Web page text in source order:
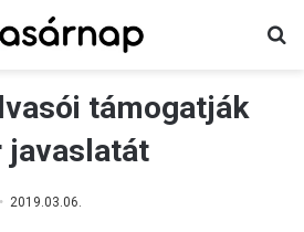
támogatják
javaslatát
2019.03.06.